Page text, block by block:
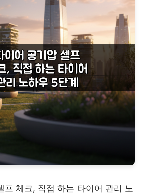
프 체크, 직접 하는 타이어 관리 노